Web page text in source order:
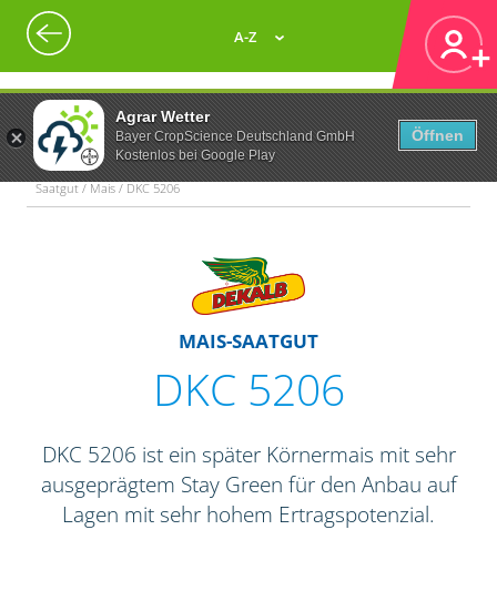
Agrar Wetter
Bayer CropScience Deutschland GmbH
Kostenlos bei Google Play
Öffnen
A-Z
Saatgut / Mais / DKC 5206
MAIS-SAATGUT
DKC 5206
DKC 5206 ist ein später Körnermais mit sehr
ausgeprägtem Stay Green für den Anbau auf
Lagen mit sehr hohem Ertragspotenzial.